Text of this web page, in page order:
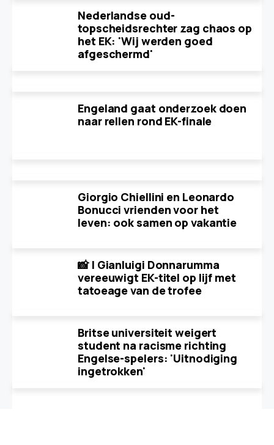
Nederlandse oud-
topscheidsrechter zag chaos op
het EK: 'Wij werden goed
afgeschermd'
Engeland gaat onderzoek doen
naar rellen rond EK-finale
Giorgio Chiellini en Leonardo
Bonucci vrienden voor het
leven: ook samen op vakantie
📸 | Gianluigi Donnarumma
vereeuwigt EK-titel op lijf met
tatoeage van de trofee
Britse universiteit weigert
student na racisme richting
Engelse-spelers: 'Uitnodiging
ingetrokken'